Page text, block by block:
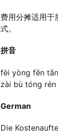
费用分摊适用于
式。
拼音
fèi yòng fēn
zài bù tóng rén
German
Die